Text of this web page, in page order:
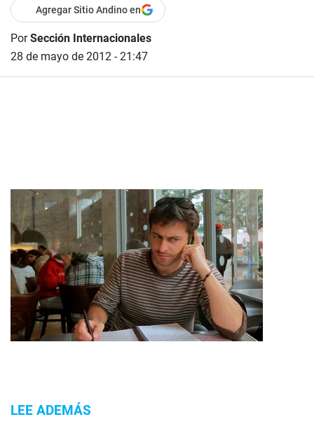
Agregar Sitio Andino en
PorSección Internacionales
28 de mayo de 2012 - 21:47
LEE ADEMÁS